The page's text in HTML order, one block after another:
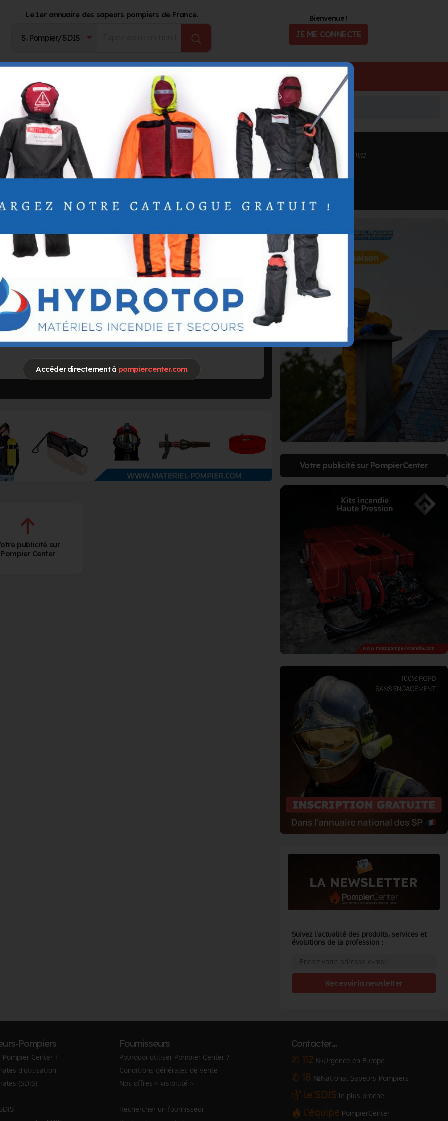
Accéder directement à pompiercenter.com
Le 1er annuaire des sapeurs pompiers de France. Bienvenue !
JE ME CONNECTE
Journal d'actualité Offres d'Emploi
Inscrit depuis le 01/02/2022 à 11:08
Informations mises à jour le 02/07/2024 à 11:12
publicité sur
Pompier Center
Votre publicité sur PompierCenter
Suivez l'actualité des produits, services et
évolutions de la profession :
Recevoir la newsletter
Pompiers
Center ?
d'utilisation
(SDIS)
Fournisseurs
Pourquoi utiliser Pompier Center ?
Conditions générales de vente
Nos offres « visibilité »
Rechercher un fournisseur
Contacter…
✆ 112 №Urgence en Europe
✆ 18 №National Sapeurs-Pompiers
le SDIS le plus proche
l'équipe PompierCenter